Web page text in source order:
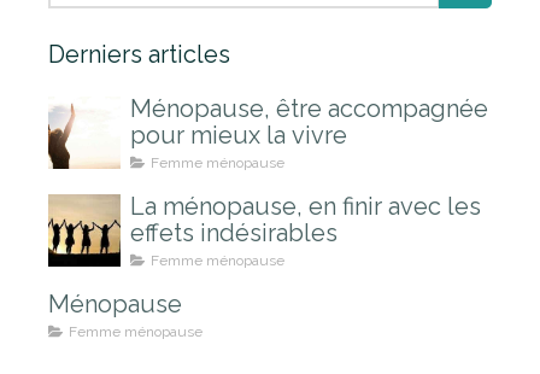
Derniers articles
Ménopause, être accompagnée
pour mieux la vivre
Femme ménopause
La ménopause, en finir avec les
effets indésirables
Femme ménopause
Ménopause
Femme ménopause